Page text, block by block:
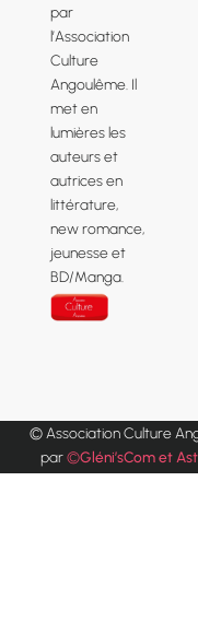
par
l’Association
Culture
Angoulême. Il
met en
lumières les
auteurs et
autrices en
littérature,
new romance,
jeunesse et
BD/Manga.
© Association Culture
par©Gléni’sCom et